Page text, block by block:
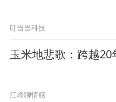
叮当当科技
玉米地悲歌：跨越
江峰聊情感